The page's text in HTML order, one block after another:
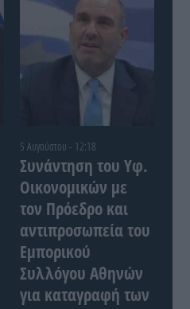
5 Αυγούστου - 12:18
Συνάντηση του Yφ.
Οικονομικών με
τον Πρόεδρο και
αντιπροσωπεία του
Εμπορικού
Συλλόγου Αθηνών
για καταγραφή των